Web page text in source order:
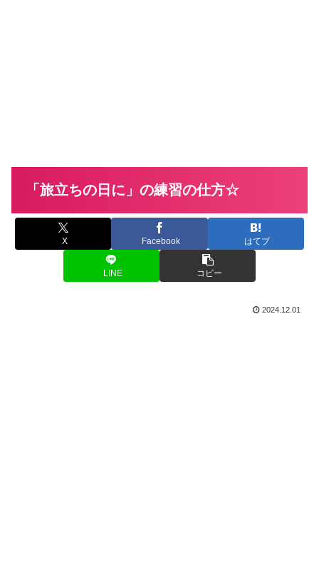
「旅立ちの日に」の練習の仕方☆
X Facebook はてブ
LINE コピー
2024.12.01